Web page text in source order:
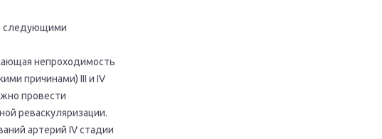
следующими
непроходимость
причинами) III и IV
провести
реваскуляризации.
артерий IV стадии